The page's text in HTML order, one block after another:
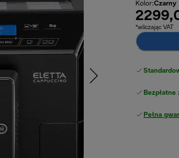
Kolor:Czarny
*wliczając VAT
Pełna